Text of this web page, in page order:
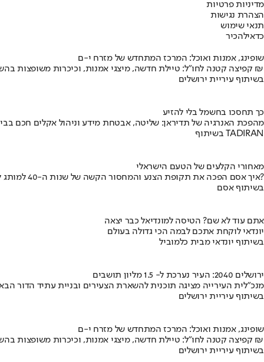
מדיניות פרטיות
הצהרת נגישות
תנאי שימוש
כדאילהכיר
שופינג, אמנות ואוכל: המרכז המתחדש של מזרח י-ם
קפיצה קטנה לחו"ל: טיילת חדשה, מיצגי אמנות, וכיכרות משופצות בהשקעה של 100 מיליון ₪
בשיתוף עיריית ירושלים
כך תחסכו בחשמל בלי להזיע
מהפכת האנרגיה של תדיראן: שליטה, אבטחת מידע וניהול אקלים חכם
בשיתוף TADIRAN
מאחורי הקלעים של הטעם הישראלי
איך אסם הפכה את תקופת הצנע והמחסור הקשה של שנות ה-40 למותג לאומי?
בשיתוף אסם
אתם עוד לא שם? הטיסה למונדיאל כבר יצאה
יונדאי לוקחת אתכם לבמה הכי גדולה בעולם
בשיתוף יונדאי מבית כלמוביל
ירושלים 2040: העיר נערכת ל- 1.5 מליון תושבים
מנכ"לית העירייה מציגה תוכנית להשארת הצעירים ובניית עתיד הדור
בשיתוף עיריית ירושלים
שופינג, אמנות ואוכל: המרכז המתחדש של מזרח י-ם
קפיצה קטנה לחו"ל: טיילת חדשה, מיצגי אמנות, וכיכרות משופצות בהשקעה של 100 מיליון ₪
בשיתוף עיריית ירושלים